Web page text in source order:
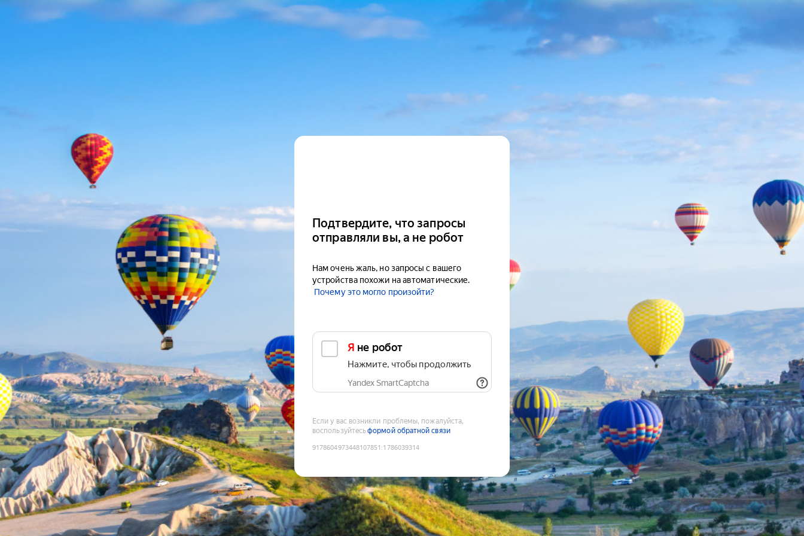
Подтвердите, что запросы
отправляли вы, а не робот
Нам очень жаль, но запросы с вашего
устройства похожи на автоматические.
Почему это могло произойти?
Я не робот
Нажмите, чтобы продолжить
Yandex SmartCaptcha
Если у вас возникли проблемы, пожалуйста,
воспользуйтесьформой обратной связи
9178604973448107851 :1786039314